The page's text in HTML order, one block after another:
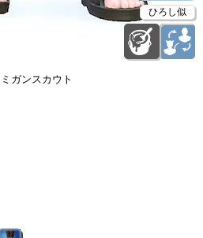
ガンスカウト
ひろし似